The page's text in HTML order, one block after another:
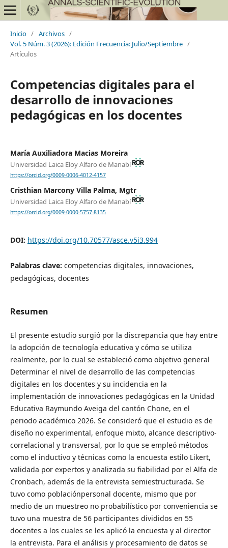
Inicio / Archivos /
Vol. 5 Núm. 3 (2026): Edición Frecuencia: Julio/Septiembre /
Artículos
Competencias digitales para el
desarrollo de innovaciones
pedagógicas en los docentes
María Auxiliadora Macias Moreira
Universidad Laica Eloy Alfaro de Manabí
https://orcid.org/0009-0006-4012-4157
Cristhian Marcony Villa Palma, Mgtr
Universidad Laica Eloy Alfaro de Manabí
https://orcid.org/0009-0000-5757-8135
DOI: https://doi.org/10.70577/asce.v5i3.994
Palabras clave: competencias digitales, innovaciones,
pedagógicas, docentes
Resumen
El presente estudio surgió por la discrepancia que hay entre
la adopción de tecnología educativa y cómo se utiliza
realmente, por lo cual se estableció como objetivo general
Determinar el nivel de desarrollo de las competencias
digitales en los docentes y su incidencia en la
implementación de innovaciones pedagógicas en la Unidad
Educativa Raymundo Aveiga del cantón Chone, en el
periodo académico 2026. Se consideró que el estudio es de
diseño no experimental, enfoque mixto, alcance descriptivo-
correlacional y transversal, por lo que se empleó métodos
como el inductivo y técnicas como la encuesta estilo Likert,
validada por expertos y analizada su fiabilidad por el Alfa de
Cronbach, además de la entrevista semiestructurada. Se
tuvo como poblaciónpersonal docente, mismo que por
medio de un muestreo no probabilístico por conveniencia se
tuvo una muestra de 56 participantes divididos en 55
docentes a los cuales se les aplicó la encuesta y al director
la entrevista. Para el análisis y procesamiento de datos se